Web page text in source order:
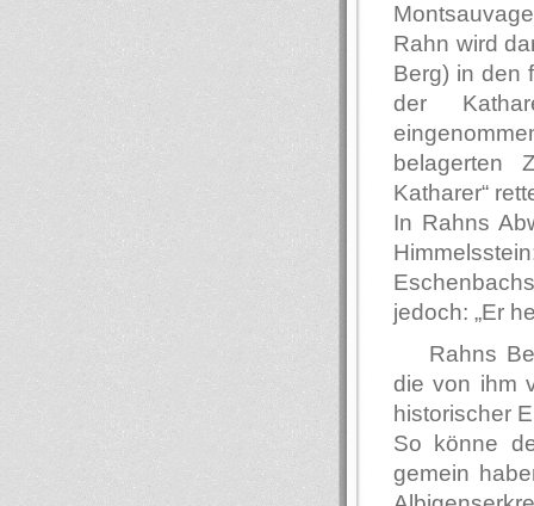
Rahn wird
Berg) in den
der
belagerten
Katharer“
In Rahns
jedoch: „Er
Rahns
die von ihm
historischer
So könne
gemein